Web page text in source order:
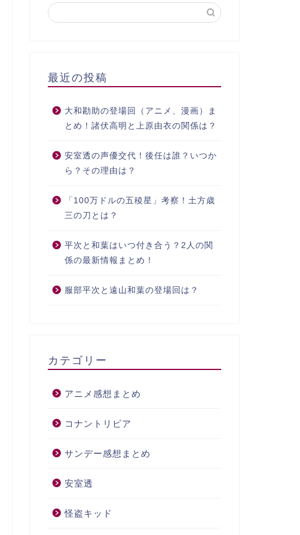
最近の投稿
大和勘助の登場回（アニメ、漫画）ま
とめ！諸伏高明と上原由衣の関係は？
安室透の声優交代！後任は誰？いつか
ら？その理由は？
「100万ドルの五稜星」考察！土方歳
三の刀とは？
平次と和葉はいつ付き合う？2人の関
係の最新情報まとめ！
服部平次と遠山和葉の登場回は？
カテゴリー
アニメ感想まとめ
コナントリビア
サンデー感想まとめ
安室透
怪盗キッド